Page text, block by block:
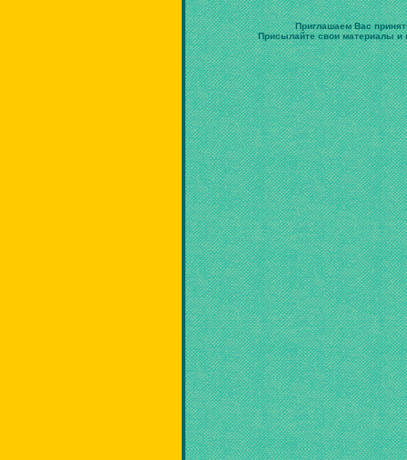
Приглашаем Вас
Присылайте свои материалы и